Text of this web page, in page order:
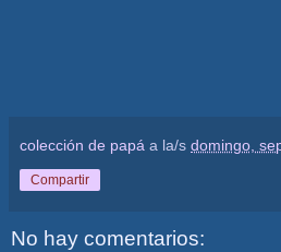
colección de papá a la/s domingo,
Compartir
No hay comentarios: